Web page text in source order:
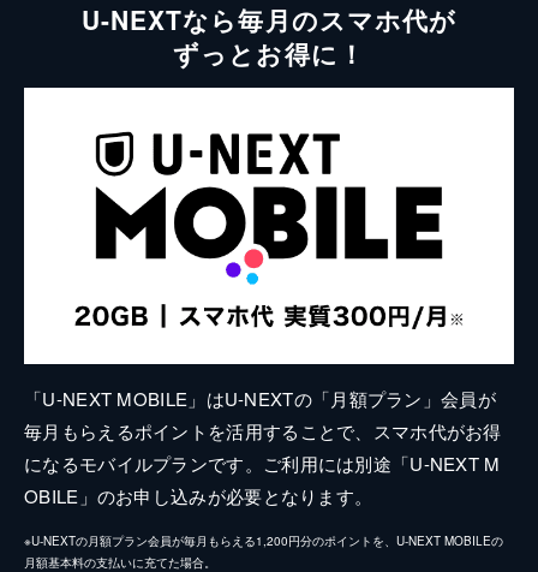
U-NEXTなら毎月のスマホ代が
ずっとお得に！
「U-NEXT MOBILE」はU-NEXTの「月額プラン」会員が
毎月もらえるポイントを活用することで、スマホ代がお得
になるモバイルプランです。ご利用には別途「U-NEXT M
OBILE」のお申し込みが必要となります。
※U-NEXTの月額プラン会員が毎月もらえる1,200円分のポイントを、U-NEXT MOBILEの
月額基本料の支払いに充てた場合。